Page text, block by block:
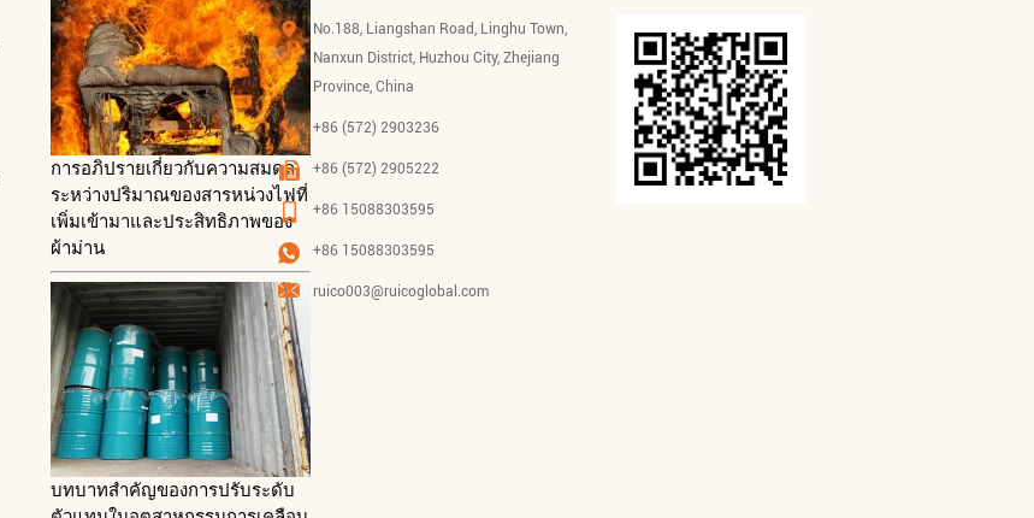
การอภิปรายเกี่ยวกับความสมดุล
ระหว่างปริมาณของสารหน่วงไฟที่
เพิ่มเข้ามาและประสิทธิภาพของ
ผ้าม่าน
บทบาทสำคัญของการปรับระดับ
No.188, Liangshan Road, Linghu Town,
Nanxun District, Huzhou City, Zhejiang
Province, China
+86 (572) 2903236
+86 (572) 2905222
+86 15088303595
+86 15088303595
ruico003@ruicoglobal.com